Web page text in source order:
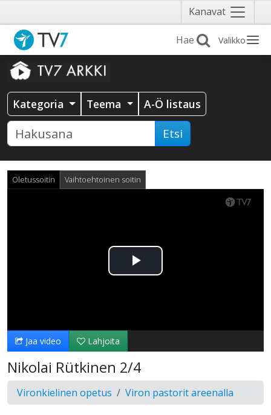
Kanavat Näytä
valikko
Valikko
Kategoria Teema A-Ö listaus
Etsi
Oletussoitin Vaihtoehtoinen soitin
Toista
Jaa video Lahjoita
Nikolai Rütkinen 2/4
Vironkielinen opetus Viron pastorit areenalla